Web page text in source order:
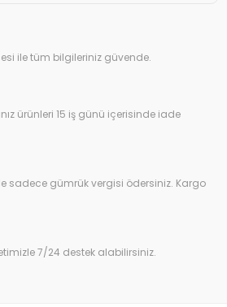
ile tüm bilgileriniz güvende.
ürünleri 15 iş günü içerisinde iade
sadece gümrük vergisi ödersiniz. Kargo
7/24 destek alabilirsiniz.